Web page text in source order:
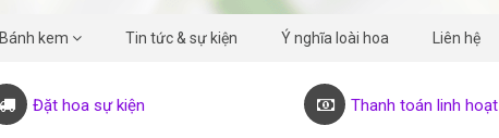
Bánh kem Tin tức & sự kiện Ý nghĩa loài hoa Liên hệ
Đặt hoa sự kiện Thanh toán linh hoạt